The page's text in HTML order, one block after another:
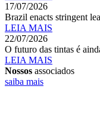
17/07/2026
Brazil enacts stringent
LEIA MAIS
22/07/2026
O futuro das tintas é
LEIA MAIS
Nossos associados
saiba mais